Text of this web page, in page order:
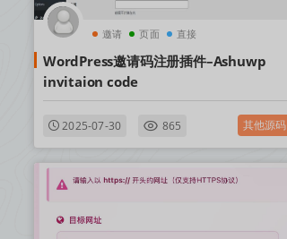
邀请 页面 直接
WordPress邀请码注册插件–Ashuwp
invitaion code
2025-07-30 865 其他源码